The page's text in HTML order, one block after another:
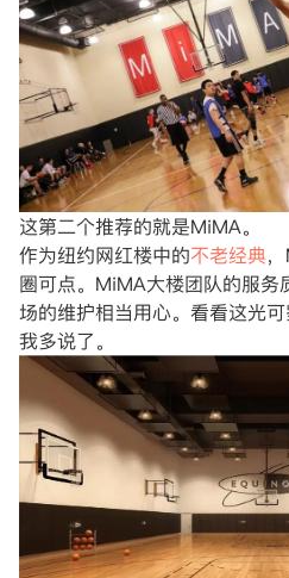
这第二个推荐的就是MiMA。
作为纽约网红楼中的不老经典
圈可点。MiMA大楼团队的服务
场的维护相当用心。看看这光
我多说了。